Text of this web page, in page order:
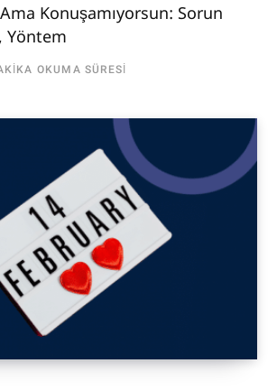
Konuşamıyorsun: Sorun
Yöntem
OKUMA SÜRESI